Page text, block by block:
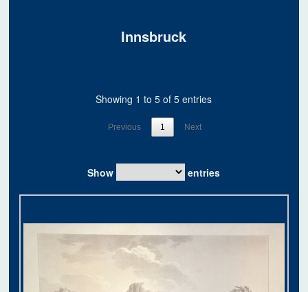
Innsbruck
Show entries
Showing 1 to 5 of 5 entries
Previous 1 Next